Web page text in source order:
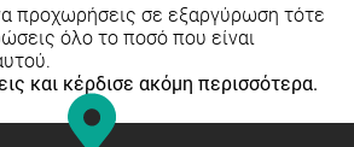
προχωρήσεις σε εξαργύρωση τότε
όλο το ποσό που είναι
και κέρδισε ακόμη περισσότερα.